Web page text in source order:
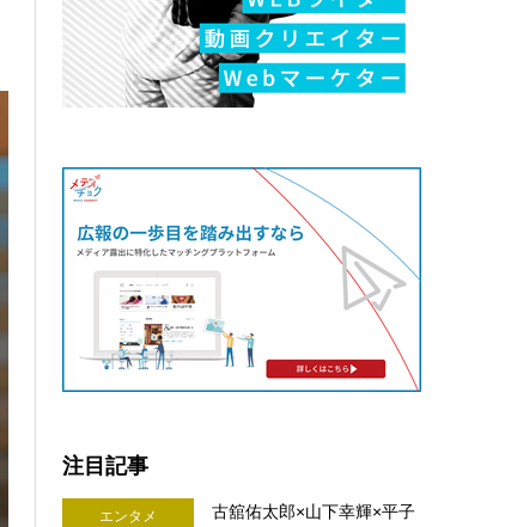
注目記事
エンタメ
古舘佑太郎×山下幸輝×平子